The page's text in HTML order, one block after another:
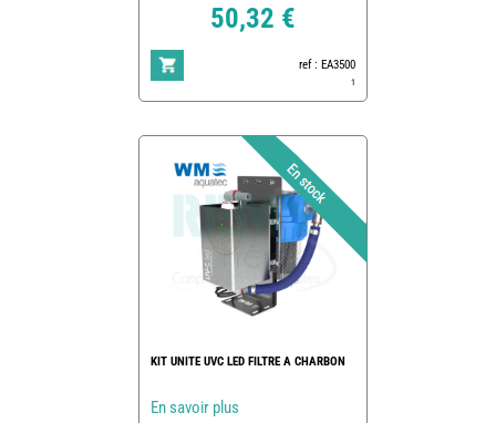
50,32 €
ref : EA3500
1
KIT UNITE UVC LED FILTRE A CHARBON
En savoir plus